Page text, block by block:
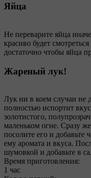
Яйца
Не переварите яйца
красиво будет
достаточно чтобы яйца
Жареный лук!
Лук ни в коем случаи не
полностью испортит
золотистого,
маленьком огне. Сразу
посолите его и
ему аромата и вкуса.
шумовкой и добавьте в
Время приготовления:
1 час